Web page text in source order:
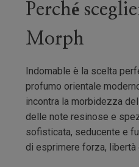
Perché
Morph
Indomable è la scelta
profumo orientale
incontra la morbidezza
delle note resinose e
sofisticata, seducente e
di esprimere forza, libertà